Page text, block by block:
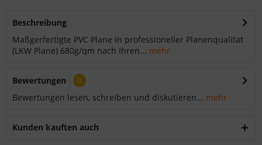
Beschreibung
Maßgerfertigte PVC Plane in professioneller Planenqualität
(LKW Plane) 680g/qm nach Ihren... mehr
Bewertungen
0
Bewertungen lesen, schreiben und diskutieren... mehr
Kunden kauften auch